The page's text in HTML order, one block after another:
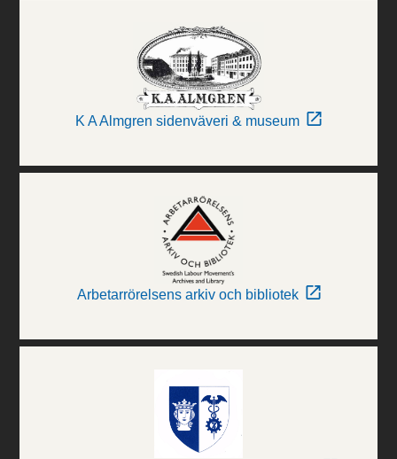
K A Almgren sidenväveri & museum
Arbetarrörelsens arkiv och bibliotek